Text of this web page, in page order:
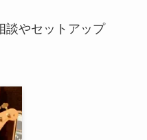
談やセットアップ